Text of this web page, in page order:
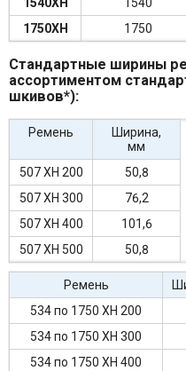
1540XH
1540
1750XH
1750
Стандартные ширины
ассортиментом
шкивов*):
Ремень
Ширина,
мм
507 XH 200
50,8
507 XH 300
76,2
507 XH 400
101,6
507 XH 500
50,8
Ремень
534 по 1750 XH 200
534 по 1750 XH 300
534 по 1750 XH 400